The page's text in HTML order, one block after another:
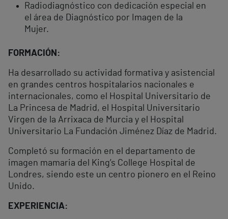
Radiodiagnóstico con dedicación especial en
el área de Diagnóstico por Imagen de la
Mujer.
FORMACIÓN:
Ha desarrollado su actividad formativa y asistencial
en grandes centros hospitalarios nacionales e
internacionales, como el Hospital Universitario de
La Princesa de Madrid, el Hospital Universitario
Virgen de la Arrixaca de Murcia y el Hospital
Universitario La Fundación Jiménez Díaz de Madrid.
Completó su formación en el departamento de
imagen mamaria del King’s College Hospital de
Londres, siendo este un centro pionero en el Reino
Unido.
EXPERIENCIA: